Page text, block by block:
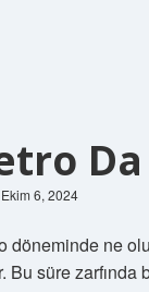
6, 2024
döneminde ne
Bu süre